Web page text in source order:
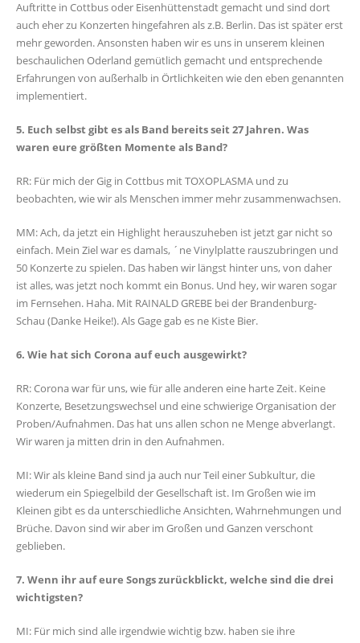
Auftritte in Cottbus oder Eisenhüttenstadt gemacht und sind dort
auch eher zu Konzerten hingefahren als z.B. Berlin. Das ist später erst
mehr geworden. Ansonsten haben wir es uns in unserem kleinen
beschaulichen Oderland gemütlich gemacht und entsprechende
Erfahrungen von außerhalb in Örtlichkeiten wie den eben genannten
implementiert.
5. Euch selbst gibt es als Band bereits seit 27 Jahren. Was
waren eure größten Momente als Band?
RR: Für mich der Gig in Cottbus mit TOXOPLASMA und zu
beobachten, wie wir als Menschen immer mehr zusammenwachsen.
MM: Ach, da jetzt ein Highlight herauszuheben ist jetzt gar nicht so
einfach. Mein Ziel war es damals, ´ne Vinylplatte rauszubringen und
50 Konzerte zu spielen. Das haben wir längst hinter uns, von daher
ist alles, was jetzt noch kommt ein Bonus. Und hey, wir waren sogar
im Fernsehen. Haha. Mit RAINALD GREBE bei der Brandenburg-
Schau (Danke Heike!). Als Gage gab es ne Kiste Bier.
6. Wie hat sich Corona auf euch ausgewirkt?
RR: Corona war für uns, wie für alle anderen eine harte Zeit. Keine
Konzerte, Besetzungswechsel und eine schwierige Organisation der
Proben/Aufnahmen. Das hat uns allen schon ne Menge abverlangt.
Wir waren ja mitten drin in den Aufnahmen.
MI: Wir als kleine Band sind ja auch nur Teil einer Subkultur, die
wiederum ein Spiegelbild der Gesellschaft ist. Im Großen wie im
Kleinen gibt es da unterschiedliche Ansichten, Wahrnehmungen und
Brüche. Davon sind wir aber im Großen und Ganzen verschont
geblieben.
7. Wenn ihr auf eure Songs zurückblickt, welche sind die drei
wichtigsten?
MI: Für mich sind alle irgendwie wichtig bzw. haben sie ihre